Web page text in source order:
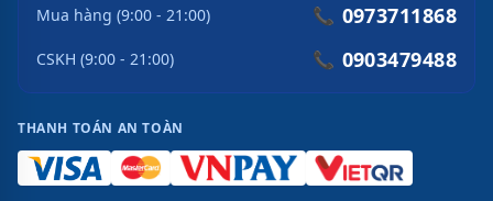
Mua hàng (9:00 - 21:00) 📞 0973711868
CSKH (9:00 - 21:00) 📞 0903479488
THANH TOÁN AN TOÀN